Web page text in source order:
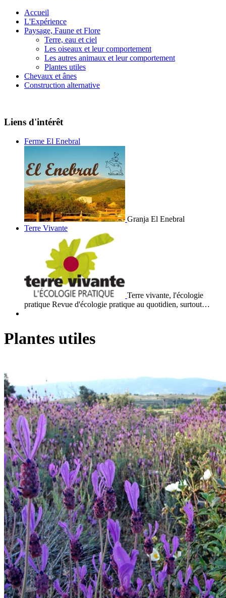
Accueil
L'Expérience
Paysage, Faune et Flore
Terre, eau et ciel
Les oiseaux et leur comportement
Les autres animaux et leur comportement
Plantes utiles
Chevaux et ânes
Construction alternative
Liens d'intérêt
Ferme El Enebral
Granja El Enebral
Terre Vivante
Terre vivante, l'écologie
pratique Revue d'écologie pratique au quotidien, surtout…
Plantes utiles